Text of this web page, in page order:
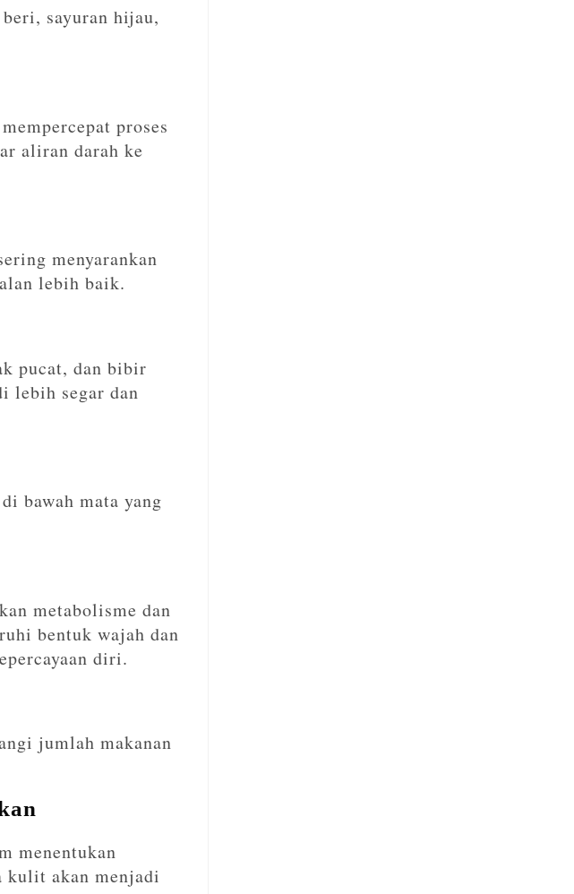
sayuran hijau,
proses
aliran darah ke
menyarankan
lebih baik.
pucat, dan bibir
lebih segar dan
bawah mata yang
metabolisme dan
bentuk wajah dan
diri.
jumlah makanan
menentukan
kulit akan menjadi